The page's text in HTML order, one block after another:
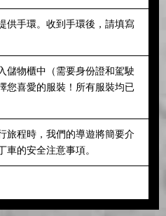
供手環。收到手環後，請填寫
儲物櫃中（需要身份證和駕駛
您喜愛的服裝！所有服裝均已
旅程時，我們的導遊將簡要介
車的安全注意事項。